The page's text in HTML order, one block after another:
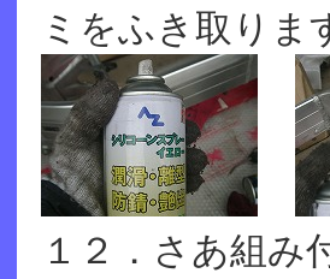
ミをふき取りま
１２．さあ組み